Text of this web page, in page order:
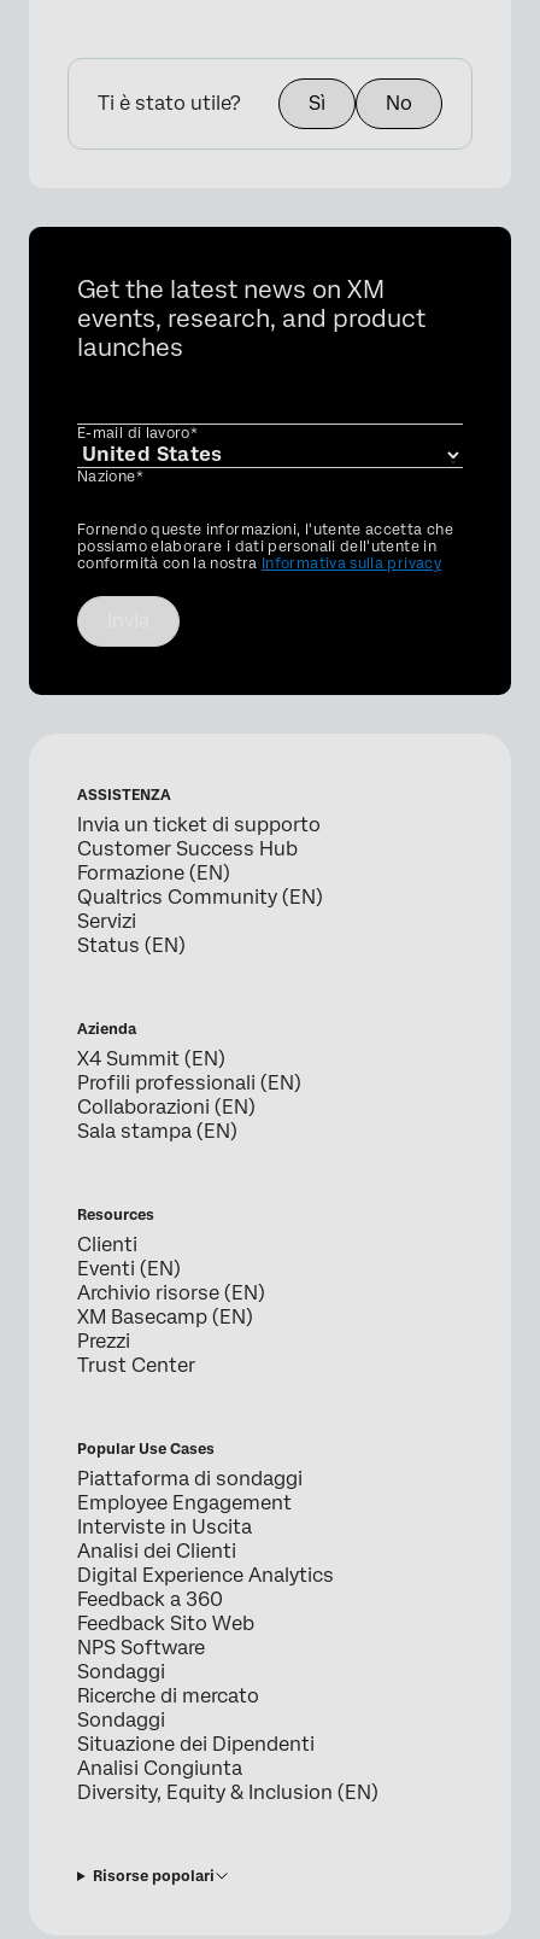
Ti è stato utile? Sì No
Get the latest news on XM
events, research, and product
launches
E-mail di lavoro*
Nazione*
Privacy
Optin
Fornendo queste informazioni, l'utente accetta che
possiamo elaborare i dati personali dell'utente in
conformità con la nostra Informativa sulla privacy
ASSISTENZA
Invia un ticket di supporto
Customer Success Hub
Formazione (EN)
Qualtrics Community (EN)
Servizi
Status (EN)
Azienda
X4 Summit (EN)
Profili professionali (EN)
Collaborazioni (EN)
Sala stampa (EN)
Resources
Clienti
Eventi (EN)
Archivio risorse (EN)
XM Basecamp (EN)
Prezzi
Trust Center
Popular Use Cases
Piattaforma di sondaggi
Employee Engagement
Interviste in Uscita
Analisi dei Clienti
Digital Experience Analytics
Feedback a 360
Feedback Sito Web
NPS Software
Sondaggi
Ricerche di mercato
Sondaggi
Situazione dei Dipendenti
Analisi Congiunta
Diversity, Equity & Inclusion (EN)
Risorse popolari